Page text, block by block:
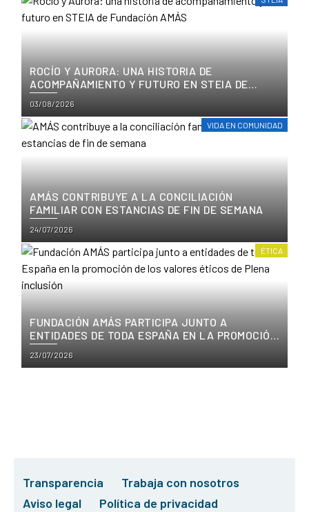
ROCÍO Y AURORA: UNA HISTORIA DE
ACOMPAÑAMIENTO Y FUTURO EN STEIA DE
FUNDACIÓN AMÁS
Posted
on
03/08/2026
VIDA EN COMUNIDAD
AMÁS CONTRIBUYE A LA CONCILIACIÓN
FAMILIAR CON ESTANCIAS DE FIN DE SEMANA
Posted
on
24/07/2026
ÉTICA
FUNDACIÓN AMÁS PARTICIPA JUNTO A
ENTIDADES DE TODA ESPAÑA EN LA PROMOCIÓN
DE LOS VALORES ÉTICOS DE PLENA INCLUSIÓN
Posted
on
23/07/2026
Transparencia
Trabaja con nosotros
Aviso legal
Política de privacidad